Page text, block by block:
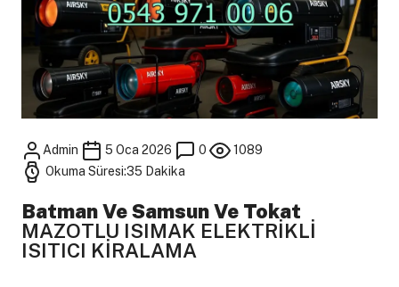
Admin 5 Oca 2026 0
1089
Okuma Süresi:35 Dakika
Batman Ve Samsun Ve Tokat
MAZOTLU ISIMAK ELEKTRİKLİ
ISITICI KİRALAMA